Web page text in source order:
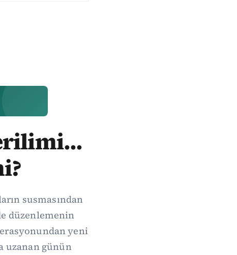
susmasından
düzenlemenin
yeni
uzanan günün